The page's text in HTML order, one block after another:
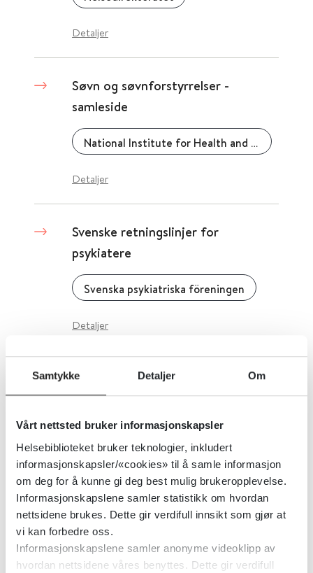
Samtykke Detaljer Om
Vårt nettsted bruker informasjonskapsler
Helsebiblioteket bruker teknologier, inkludert
informasjonskapsler/«cookies» til å samle informasjon
om deg for å kunne gi deg best mulig brukeropplevelse.
Informasjonskapslene samler statistikk om hvordan
nettsidene brukes. Dette gir verdifull innsikt som gjør at
vi kan forbedre oss.
Informasjonskapslene samler anonyme videoklipp av
hvordan nettsidene våres benyttes. Dette gir verdifull
Detaljer
Søvn og søvnforstyrrelser -
samleside
National Institute for Health and Care Excellence (NICE)
Detaljer
Svenske retningslinjer for
psykiatere
Svenska psykiatriska föreningen
Detaljer
Svenske retningslinjer for
behandling og støtte ved adhd og
autisme
Socialstyrelsen (Sverige) 2022
Detaljer
Studenter med ADHD og
Asperger syndrom - en veileder